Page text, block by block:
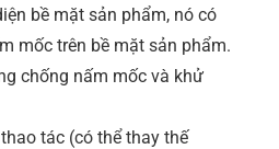
bề mặt sản phẩm, nó có
mốc trên bề mặt sản phẩm.
chống nấm mốc và khử
tác (có thể thay thế